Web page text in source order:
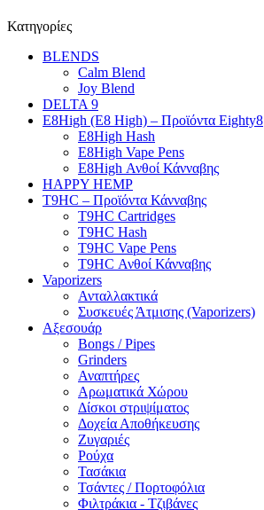
Κατηγορίες
BLENDS
Calm Blend
Joy Blend
DELTA 9
E8High (E8 High) – Προϊόντα Eighty8
E8High Hash
E8High Vape Pens
E8High Ανθοί Κάνναβης
HAPPY HEMP
T9HC – Προϊόντα Κάνναβης
T9HC Cartridges
T9HC Hash
T9HC Vape Pens
T9HC Ανθοί Κάνναβης
Vaporizers
Ανταλλακτικά
Συσκευές Άτμισης (Vaporizers)
Αξεσουάρ
Bongs / Pipes
Grinders
Αναπτήρες
Αρωματικά Χώρου
Δίσκοι στριψίματος
Δοχεία Αποθήκευσης
Ζυγαριές
Ρούχα
Τασάκια
Τσάντες / Πορτοφόλια
Φιλτράκια - Τζιβάνες